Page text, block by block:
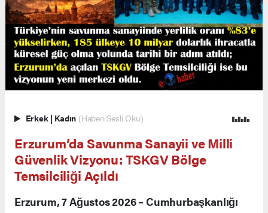
Erkek | Kadın (Haberi Sesli Oku)
Erzurum’da Savunma Sanayii ve Milli
Güvenlik Vizyonu: TSKGV Bölge
Temsilciliği Açıldı
Erzurum, 7 Ağustos 2026 – Cumhurbaşkanlığı